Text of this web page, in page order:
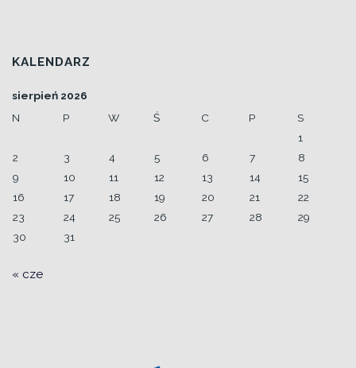
KALENDARZ
sierpień 2026
N
P W Ś C P
S
1
2
3 4 5 6 7
8
9
10 11 12 13 14
15
16
17 18 19 20 21
22
23
24 25 26 27 28
29
30
31
« cze